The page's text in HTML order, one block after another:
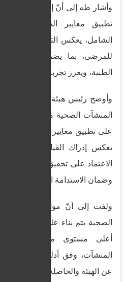
وأشار طه إلى أنّ إقبال المنشآت
تطبيق معايير الجودة
الشامل، يعكس التزامها بتقديم
للمرضى، بما يضمن تحسين
الطبية، ويعزز تجربة المرضى
وأوضح رئيس هيئة الاعتماد
المنشآت الصحية من خارج
على تطبيق معايير الجودة
يعكس إدراك القيادات الصحية
الاعتماد علي تحقيق ميزة
وضمان الاستدامة المالية للمنشأة.
ولفت إلى أنّ موافقة اللجنة
الصحية يتم بناء على تقارير
أعلى مستوى من المراجعين
المنشآت، وفق أدلة معايير
عن الهيئة والحاصلة على الاعتماد